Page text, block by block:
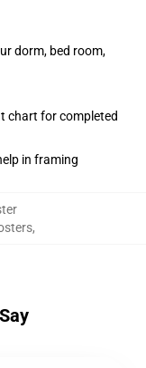
dorm, bed room,
chart for completed
in framing
,